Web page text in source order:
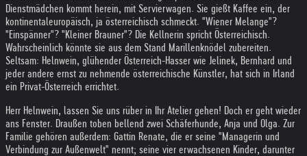
Dienstmädchen kommt herein, mit Servierwagen. Sie gießt Kaffee ein, der
kontinentaleuropäisch, ja österreichisch schmeckt. "Wiener Melange"?
"Einspänner"? "Kleiner Brauner"? Die Kellnerin spricht Österreichisch.
Wahrscheinlich könnte sie aus dem Stand Marillenknödel zubereiten.
Seltsam: Helnwein, glühender Österreich-Hasser wie Jelinek, Bernhard und
jeder andere ernst zu nehmende österreichische Künstler, hat sich in Irland
ein Privat-Österreich errichtet.
Herr Helnwein, lassen Sie uns rüber in Ihr Atelier gehen! Doch er geht wieder
ans Fenster. Draußen toben bellend zwei Schäferhunde, Anja und Olga. Zur
Familie gehören außerdem: Gattin Renate, die er seine "Managerin und
Verbindung zur Außenwelt" nennt; seine vier erwachsenen Kinder, darunter